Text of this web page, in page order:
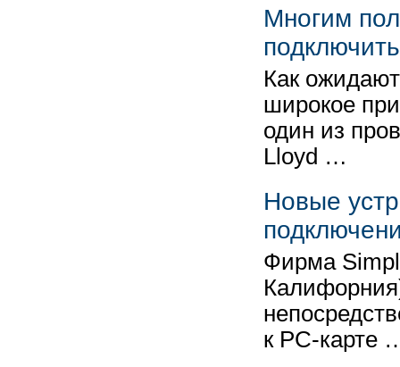
Многим
Как
широкое
один из
Lloyd …
Новые
Фирма
к PC-карте